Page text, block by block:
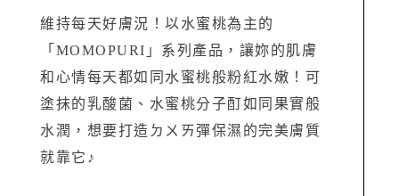
維持每天好膚況！以水蜜桃為主的
「MOMOPURI」系列產品，讓妳的肌膚
和心情每天都如同水蜜桃般粉紅水嫩！可
塗抹的乳酸菌、水蜜桃分子酊如同果實般
水潤，想要打造ㄉㄨㄞ彈保濕的完美膚質
就靠它♪